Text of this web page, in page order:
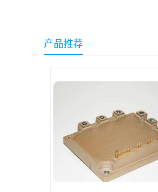
产品推荐